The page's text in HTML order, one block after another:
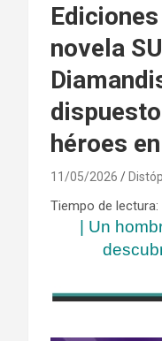
novela
héroes
11/05/2026
Tiempo de lectura:
| Un